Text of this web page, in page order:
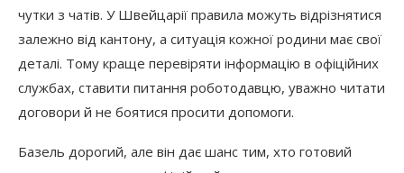
чутки з чатів. У Швейцарії правила можуть відрізнятися
залежно від кантону, а ситуація кожної родини має свої
деталі. Тому краще перевіряти інформацію в офіційних
службах, ставити питання роботодавцю, уважно читати
договори й не боятися просити допомоги.
Базель дорогий, але він дає шанс тим, хто готовий